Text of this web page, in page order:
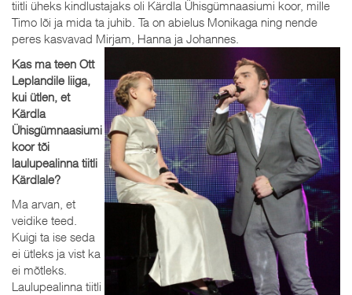
tiitli üheks kindlustajaks oli Kärdla Ühisgümnaasiumi koor, mille
Timo lõi ja mida ta juhib. Ta on abielus Monikaga ning nende
peres kasvavad Mirjam, Hanna ja Johannes.
Kas ma teen Ott
Leplandile liiga,
kui ütlen, et
Kärdla
Ühisgümnaasiumi
koor tõi
laulupealinna tiitli
Kärdlale?
Ma arvan, et
veidike teed.
Kuigi ta ise seda
ei ütleks ja vist ka
ei mõtleks.
Laulupealinna tiitli